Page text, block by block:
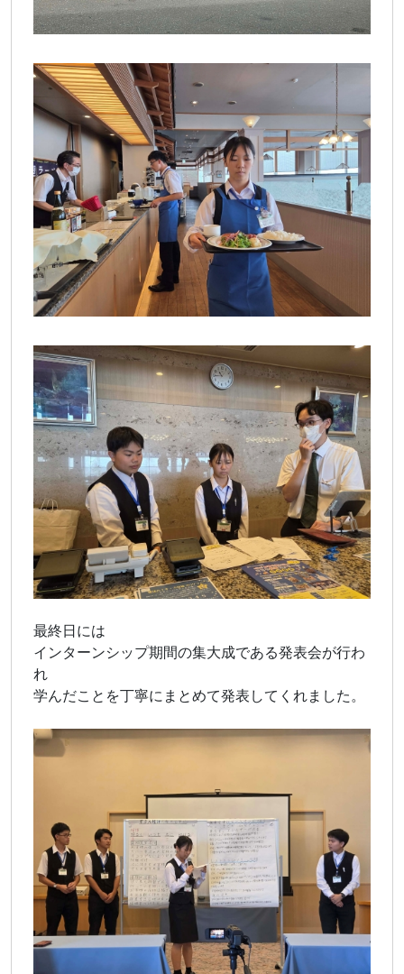
最終日には
インターンシップ期間の集大成である発表会が行わ
れ
学んだことを丁寧にまとめて発表してくれました。